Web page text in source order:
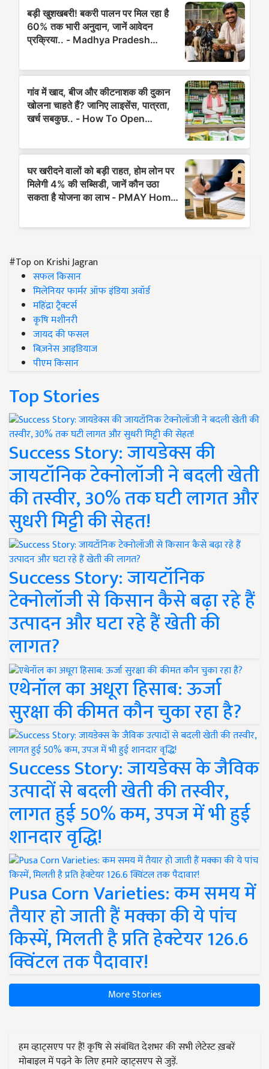
#Top on Krishi Jagran
सफल किसान
मिलेनियर फार्मर ऑफ इंडिया अवॉर्ड
महिंद्रा ट्रैक्टर्स
कृषि मशीनरी
जायद की फसल
बिज़नेस आइडियाज
पीएम किसान
Top Stories
Success Story: जायडेक्स की
जायटॉनिक टेक्नोलॉजी ने बदली खेती
की तस्वीर, 30% तक घटी लागत और
सुधरी मिट्टी की सेहत!
Success Story: जायटॉनिक
टेक्नोलॉजी से किसान कैसे बढ़ा रहे हैं
उत्पादन और घटा रहे हैं खेती की
लागत?
एथेनॉल का अधूरा हिसाब: ऊर्जा
सुरक्षा की कीमत कौन चुका रहा है?
Success Story: जायडेक्स के जैविक
उत्पादों से बदली खेती की तस्वीर,
लागत हुई 50% कम, उपज में भी हुई
शानदार वृद्धि!
Pusa Corn Varieties: कम समय में
तैयार हो जाती हैं मक्का की ये पांच
किस्में, मिलती है प्रति हेक्टेयर 126.6
क्विंटल तक पैदावार!
More Stories
हम व्हाट्सएप पर हैं! कृषि से संबंधित देशभर की सभी लेटेस्ट ख़बरें
मोबाइल में पढ़ने के लिए हमारे व्हाट्सएप से जुड़ें.